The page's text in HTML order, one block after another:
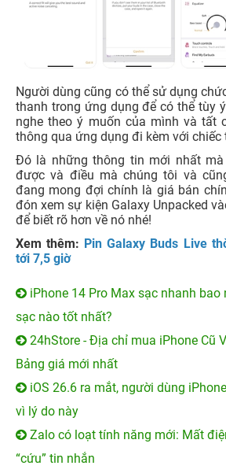
Người dùng cũng có thể sử dụng
thanh trong ứng dụng để có thể tùy
nghe theo ý muốn của mình và tất
thông qua ứng dụng đi kèm với chiếc
Đó là những thông tin mới nhất
được và điều mà chúng tôi và
đang mong đợi chính là giá bán
đón xem sự kiện Galaxy Unpacked
để biết rõ hơn về nó nhé!
Xem thêm: Pin Galaxy Buds Live
tới 7,5 giờ
iPhone 14 Pro Max sạc nhanh bao
sạc nào tốt nhất?
24hStore - Địa chỉ mua iPhone Cũ
Bảng giá mới nhất
iOS 26.6 ra mắt, người dùng
vì lý do này
Zalo có loạt tính năng mới: Mất
“cứu” tin nhắn